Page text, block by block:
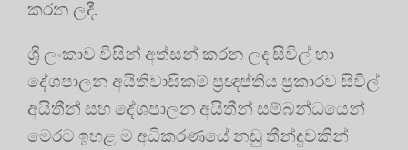
කරන ලදී.
ශ්‍රී ලංකාව විසින් අත්සන් කරන ලද සිවිල් හා
දේශපාලන අයිතිවාසිකම් ප‍්‍රඥප්තිය ප්‍රකාරව සිවිල්
අයිතීන් සහ දේශපාලන අයිතීන් සම්බන්ධයෙන්
මෙරට ඉහළ ම අධිකරණයේ නඩු තීන්දුවකින්